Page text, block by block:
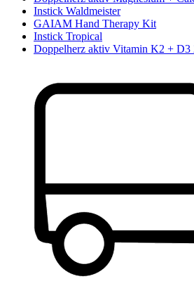
Instick Waldmeister
GAIAM Hand Therapy Kit
Instick Tropical
Doppelherz aktiv Vitamin K2 + D3